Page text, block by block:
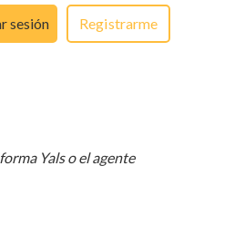
sesión Registrarme
Yals o el agente